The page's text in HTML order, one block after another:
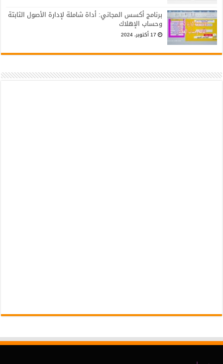
برنامج أكسس المجاني: أداة شاملة لإدارة الأصول الثابتة
وحساب الإهلاك
17 أكتوبر، 2024